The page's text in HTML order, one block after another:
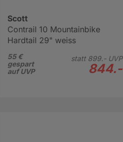
Scott
Contrail 10 Mountainbike
Hardtail 29" weiss
55 €
gespart
auf UVP
statt 899.-UVP
844.-